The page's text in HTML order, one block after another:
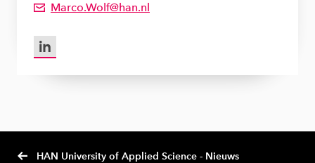
Marco.Wolf@han.nl
Emailadres van Marco Wolf
LinkedIn van Marco Wolf
HAN University of Applied Science - Nieuws